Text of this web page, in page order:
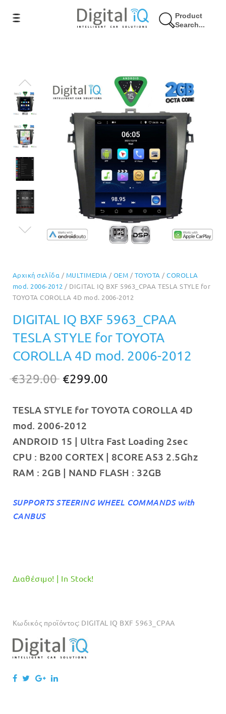
Product
Search...
9% Έκπτωση
Αρχική σελίδα / MULTIMEDIA / OEM / TOYOTA /COROLLA
mod. 2006-2012 / DIGITAL IQ BXF 5963_CPAA TESLA STYLE for
TOYOTA COROLLA 4D mod. 2006-2012
DIGITAL IQ BXF 5963_CPAA
TESLA STYLE for TOYOTA
COROLLA 4D mod. 2006-2012
€329.00 Original
was:
€329.00.
€299.00
τιμή
€299.00.
TESLA STYLE for TOYOTA COROLLA 4D
mod. 2006-2012
ANDROID 15 | Ultra Fast Loading 2sec
CPU : B200 CORTEX | 8CORE A53 2.5Ghz
RAM : 2GB | NAND FLASH : 32GB
SUPPORTS STEERING WHEEL COMMANDS with
CANBUS
Διαθέσιμο! | In Stock!
Κωδικός προϊόντος: DIGITAL IQ BXF 5963_CPAA